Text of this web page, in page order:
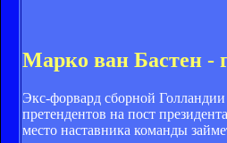
Марко ван Бастен -
Экс-форвард сборной
претендентов на пост
место наставника команды